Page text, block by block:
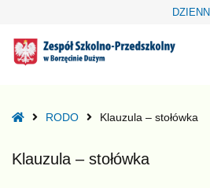
stołówka
HomeRODO Klauzula – stołówka
Klauzula – stołówka